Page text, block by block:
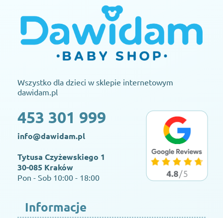
Wszystko dla dzieci w sklepie internetowym
dawidam.pl
453 301 999
info@dawidam.pl
Tytusa Czyżewskiego 1
30-085 Kraków
Pon - Sob 10:00 - 18:00
Informacje